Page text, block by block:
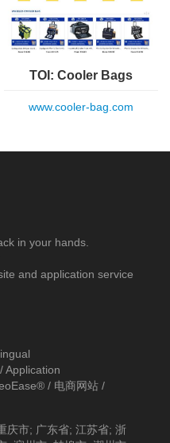
TOI: Cooler Bags
www.cooler-bag.com
in your hands.
and application service
Application
/ 电商网站 /
庆市; 广东省; 江苏省; 浙